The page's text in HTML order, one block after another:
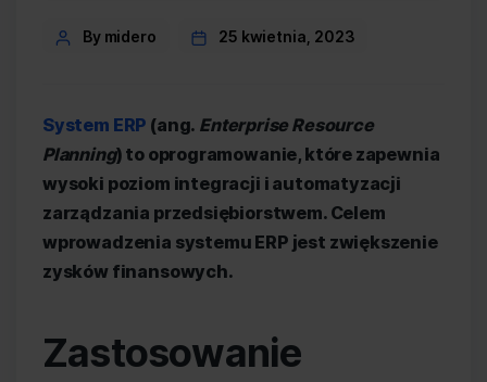
PostBy midero 25 kwietnia, 2023
System ERP (ang. Enterprise Resource
Planning) to oprogramowanie, które zapewnia
wysoki poziom integracji i automatyzacji
zarządzania przedsiębiorstwem. Celem
wprowadzenia systemu ERP jest zwiększenie
zysków finansowych.
Zastosowanie